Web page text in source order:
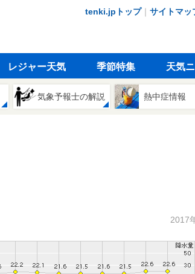
tenki.jpトップ｜ サイトマッ
レジャー天気 季節特集 天気
気象予報士の解説 熱中症情報
2017